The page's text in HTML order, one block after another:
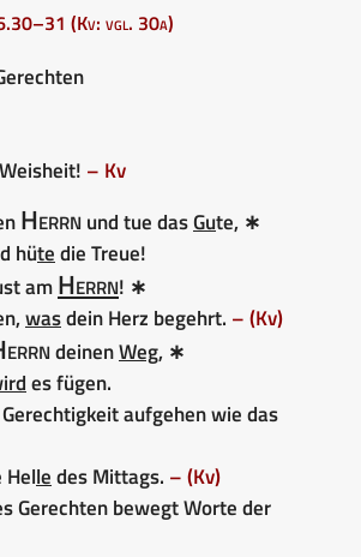
(Kv: vgl. 30a)
– Kv
Herrnund tue dasGute, ∗
hütedie Treue!
amHerrn! ∗
wasdein Herz begehrt. – (Kv)
deinenWeg, ∗
es fügen.
aufgehen wie das
ledes Mittags. – (Kv)
Gerechten bewegt Worte der